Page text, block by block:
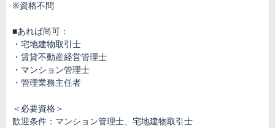
※資格不問
■あれば尚可：
・宅地建物取引士
・賃貸不動産経営管理士
・マンション管理士
・管理業務主任者
＜必要資格＞
歓迎条件：マンション管理士、宅地建物取引士